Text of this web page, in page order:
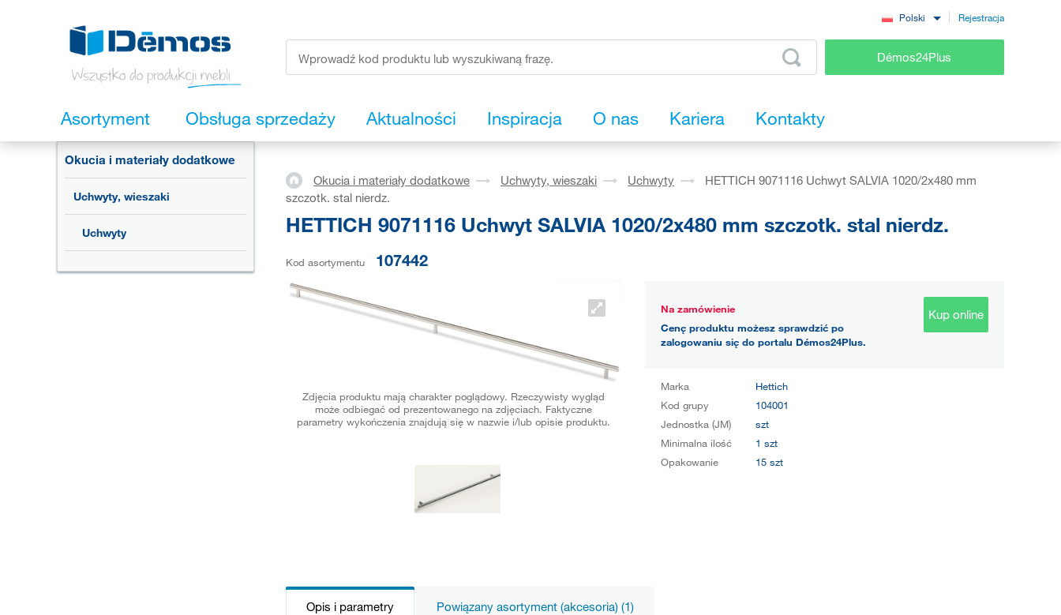
Polski Rejestracja
Démos24Plus
Asortyment Obsługa sprzedaży Aktualności Inspiracja O nas Kariera Kontakty
Okucia i materiały dodatkowe
Uchwyty, wieszaki
Uchwyty
Okucia i materiały dodatkowe Uchwyty, wieszaki Uchwyty
HETTICH 9071116 Uchwyt SALVIA 1020/2x480 mm
szczotk. stal nierdz.
HETTICH 9071116 Uchwyt SALVIA 1020/2x480 mm szczotk. stal nierdz.
Kod asortymentu 107442
Zdjęcia produktu mają charakter poglądowy. Rzeczywisty wygląd
może odbiegać od prezentowanego na zdjęciach. Faktyczne
parametry wykończenia znajdują się w nazwie i/lub opisie produktu.
Na zamówienie
Cenę produktu możesz sprawdzić po
zalogowaniu się do portalu Démos24Plus.
Kup online
Marka
Hettich
Kod grupy
104001
Jednostka (JM)
szt
Minimalna ilość
1 szt
Opakowanie
15 szt
Opis i parametry Powiązany asortyment (akcesoria) (1)